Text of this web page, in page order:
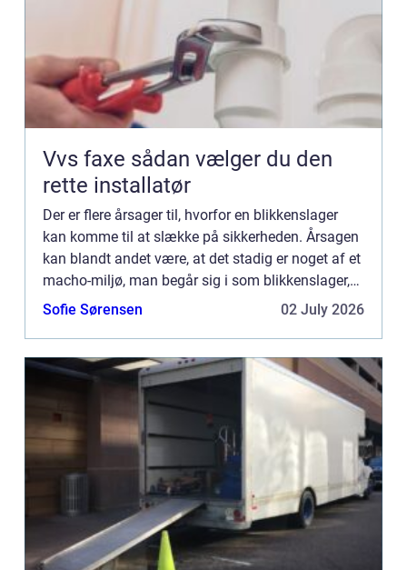
Vvs faxe sådan vælger du den
rette installatør
Der er flere årsager til, hvorfor en blikkenslager
kan komme til at slække på sikkerheden. Årsagen
kan blandt andet være, at det stadig er noget af et
macho-miljø, man begår sig i som blikkenslager,
hvor man...
Sofie Sørensen 02 July 2026